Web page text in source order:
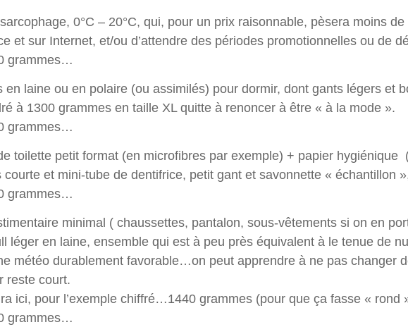
0°C – 20°C, qui, pour un prix raisonnable, pèsera moins
et sur Internet, et/ou d’attendre des périodes promotionnelles ou de
grammes…
en laine ou en polaire (ou assimilés) pour dormir, dont gants légers et
à 1300 grammes en taille XL quitte à renoncer à être « à la mode ».
grammes…
toilette petit format (en microfibres par exemple) + papier hygiénique
courte et mini-tube de dentifrice, petit gant et savonnette « échantillon
grammes…
minimal ( chaussettes, pantalon, sous-vêtements si on en
léger en laine, ensemble qui est à peu près équivalent à le tenue de
météo durablement favorable…on peut apprendre à ne pas changer
reste court.
ici, pour l’exemple chiffré…1440 grammes (pour que ça fasse « rond
grammes…